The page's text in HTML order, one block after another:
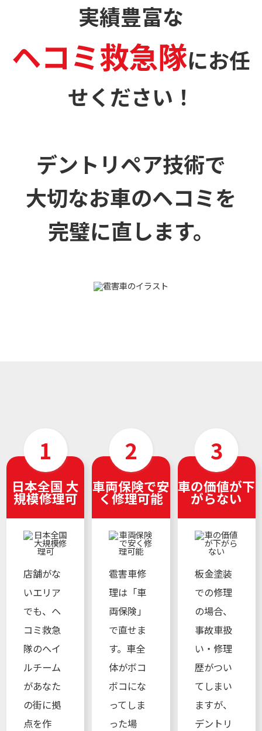
実績豊富な
ヘコミ救急隊にお任
せください！
デントリペア技術で
大切なお車のヘコミを
完璧に直します。
日本全国 大
規模修理可
店舗がな
いエリア
でも、ヘ
コミ救急
隊のへイ
ルチーム
があなた
の街に拠
点を作
車両保険で安
く修理可能
雹害車修
理は「車
両保険」
で直せま
す。車全
体がボコ
ボコにな
ってしま
った場
車の価値が下
がらない
板金塗装
での修理
の場合、
事故車扱
い・修理
歴がつい
てしまい
ますが、
デントリ